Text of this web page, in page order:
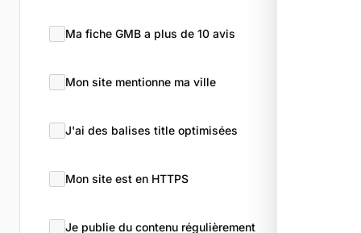
Ma fiche GMB a plus de 10 avis
Mon site mentionne ma ville
J'ai des balises title optimisées
Mon site est en HTTPS
Je publie du contenu régulièrement